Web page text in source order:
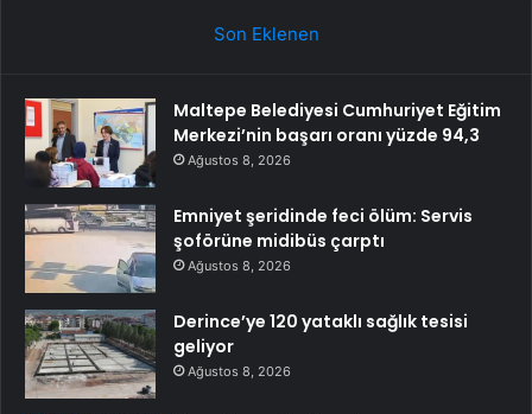
Son Eklenen
Maltepe Belediyesi Cumhuriyet Eğitim
Merkezi’nin başarı oranı yüzde 94,3
Ağustos 8, 2026
Emniyet şeridinde feci ölüm: Servis
şoförüne midibüs çarptı
Ağustos 8, 2026
Derince’ye 120 yataklı sağlık tesisi
geliyor
Ağustos 8, 2026